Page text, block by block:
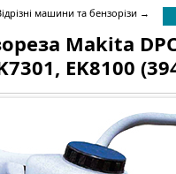
машини та бензорізи →
Makita
EK8100